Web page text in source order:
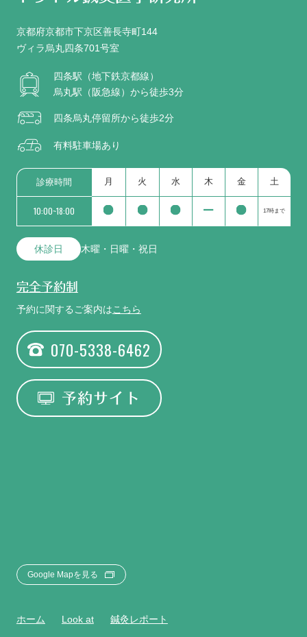
京都府京都市下京区善長寺町144
ヴィラ烏丸四条701号室
四条駅（地下鉄京都線）
烏丸駅（阪急線）から徒歩3分
四条烏丸停留所から徒歩2分
有料駐車場あり
診療時間 月 火 水 木 金 土
10:00~18:00 17時まで
休診日 木曜・日曜・祝日
完全予約制
予約に関するご案内はこちら
070-5338-6462
予約サイト
Google Mapを見る
ホーム Look at 鍼灸レポート